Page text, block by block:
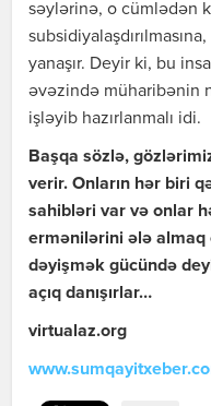
səylərinə, o cümlədən
yanaşır. Deyir ki, bu
əvəzində müharibənin
işləyib hazırlanmalı idi.
Başqa sözlə,
verir. Onların hər biri
sahibləri var və onlar
ermənilərini ələ almaq
dəyişmək gücündə
açıq danışırlar…
virtualaz.org